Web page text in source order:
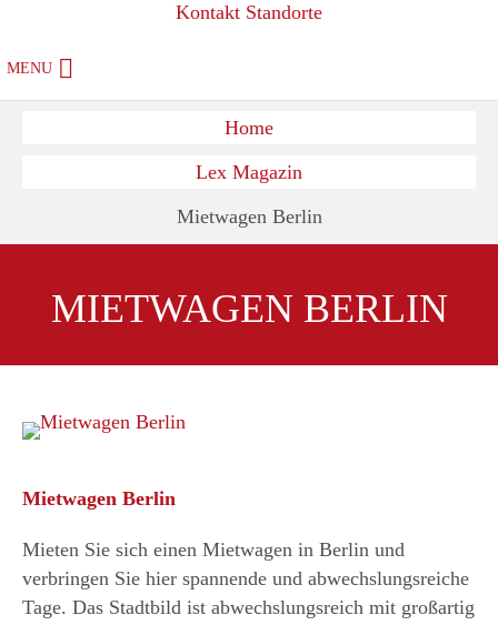
Kontakt Standorte
MENU
Home
Lex Magazin
Mietwagen Berlin
MIETWAGEN BERLIN
Mietwagen Berlin
Mieten Sie sich einen Mietwagen in Berlin und
verbringen Sie hier spannende und abwechslungsreiche
Tage. Das Stadtbild ist abwechslungsreich mit großartig